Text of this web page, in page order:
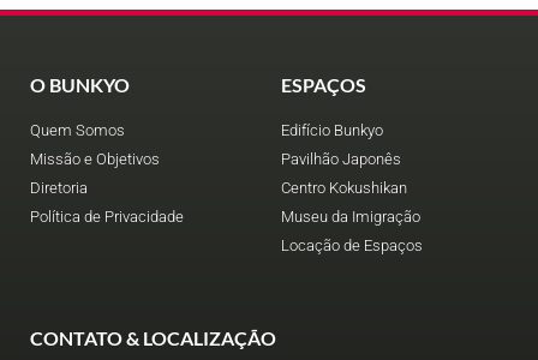
O BUNKYO
Quem Somos
Missão e Objetivos
Diretoria
Política de Privacidade
ESPAÇOS
Edifício Bunkyo
Pavilhão Japonês
Centro Kokushikan
Museu da Imigração
Locação de Espaços
CONTATO & LOCALIZAÇÃO